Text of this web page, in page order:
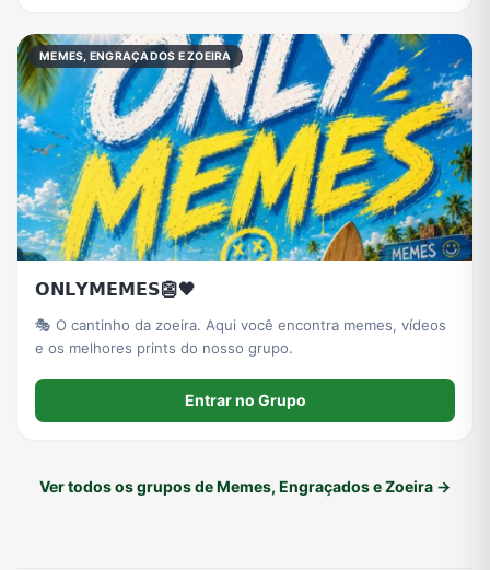
MEMES, ENGRAÇADOS E ZOEIRA
𝗢𝗡𝗟𝗬𝗠𝗘𝗠𝗘𝗦👺🖤
🎭 O cantinho da zoeira. Aqui você encontra memes, vídeos
e os melhores prints do nosso grupo.
Entrar no Grupo
Ver todos os grupos de Memes, Engraçados e Zoeira →